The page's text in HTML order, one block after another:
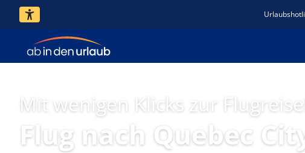
Mit wenigen Klicks zur Flugreise!
Flug nach Quebec